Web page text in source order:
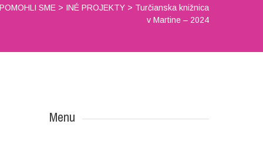
POMOHLI SME > INÉ PROJEKTY > Turčianska knižnica
v Martine – 2024
Menu